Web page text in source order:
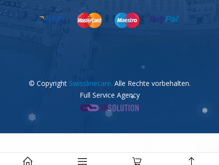
© Copyright Swisslinecare. Alle Rechte vorbehalten.
Full Service Agency
❅
❅
❅
❅